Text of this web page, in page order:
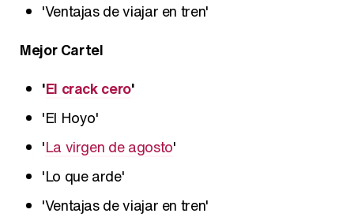
'Ventajas de viajar en tren'
Mejor Cartel
'El crack cero'
'El Hoyo'
'La virgen de agosto'
'Lo que arde'
'Ventajas de viajar en tren'